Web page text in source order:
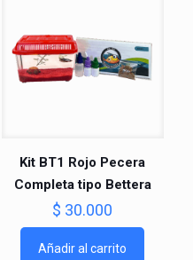
Kit BT1 Rojo Pecera
Completa tipo Bettera
$ 30.000
Añadir al carrito